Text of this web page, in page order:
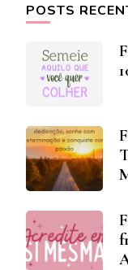
POSTS